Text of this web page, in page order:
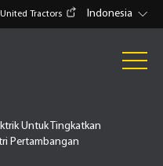
Tractors Indonesia
Untuk Tingkatkan
Pertambangan